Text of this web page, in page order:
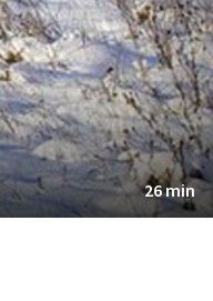
26 min